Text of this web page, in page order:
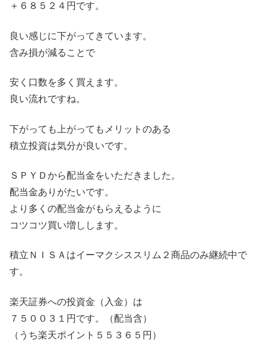
＋６８５２４円です。
良い感じに下がってきています。
含み損が減ることで
安く口数を多く買えます。
良い流れですね。
下がっても上がってもメリットのある
積立投資は気分が良いです。
ＳＰＹＤから配当金をいただきました。
配当金ありがたいです。
より多くの配当金がもらえるように
コツコツ買い増しします。
積立ＮＩＳＡはイーマクシススリム２商品のみ継続中で
す。
楽天証券への投資金（入金）は
７５００３１円です。（配当含）
（うち楽天ポイント５５３６５円）